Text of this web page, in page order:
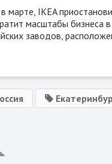
марте, IKEA
масштабы бизнеса
заводов,